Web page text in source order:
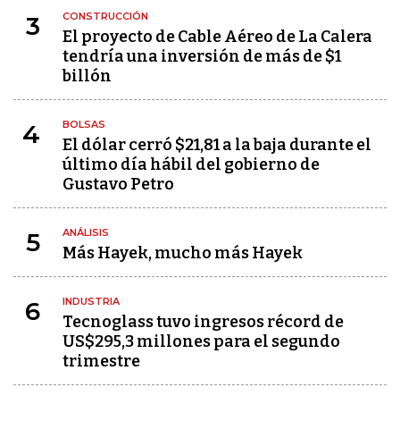
3 CONSTRUCCIÓN
El proyecto de Cable Aéreo de La Calera
tendría una inversión de más de $1
billón
4 BOLSAS
El dólar cerró $21,81 a la baja durante el
último día hábil del gobierno de
Gustavo Petro
5 ANÁLISIS
Más Hayek, mucho más Hayek
6 INDUSTRIA
Tecnoglass tuvo ingresos récord de
US$295,3 millones para el segundo
trimestre